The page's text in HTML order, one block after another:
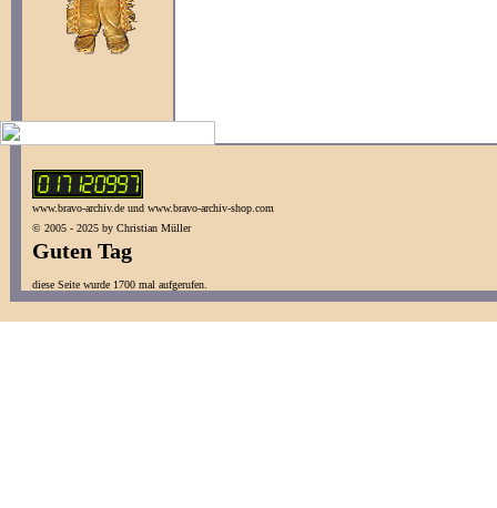
www.bravo-archiv.de und www.bravo-archiv-shop.com
© 2005 - 2025 by Christian Müller
Guten Tag
diese Seite wurde 1700 mal aufgerufen.